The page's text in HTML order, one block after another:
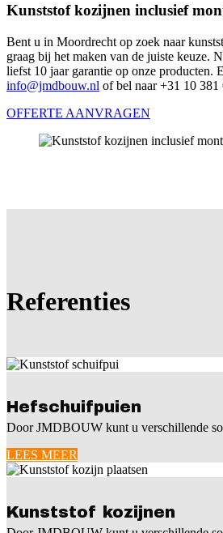
Kunststof kozijnen inclusief
Bent u in Moordrecht op zoek naar
graag bij het maken van de juiste keuze.
liefst 10 jaar garantie op onze producten.
info@jmdbouw.nl of bel naar +31 10
OFFERTE AANVRAGEN
Referenties
Hefschuifpuien
Door JMDBOUW kunt u verschillende
LEES MEER
Kunststof kozijnen